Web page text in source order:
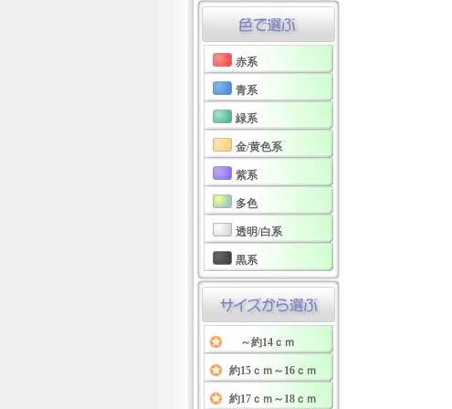
赤系
青系
緑系
金/黄色系
紫系
多色
透明/白系
黒系
～約14ｃｍ
約15ｃｍ～16ｃｍ
約17ｃｍ～18ｃｍ